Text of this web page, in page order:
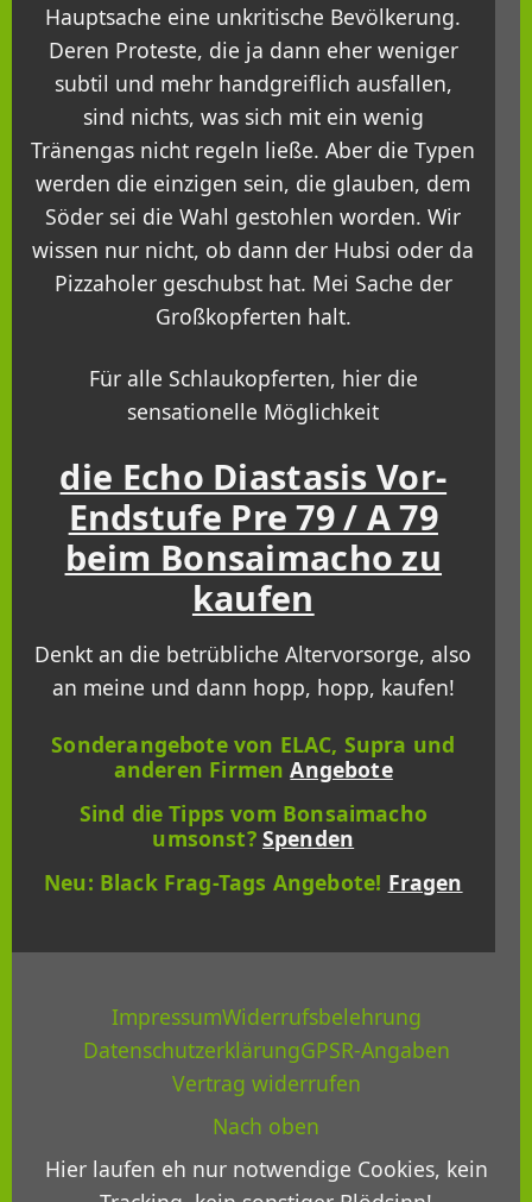
Hauptsache eine unkritische Bevölkerung.
Deren Proteste, die ja dann eher weniger
subtil und mehr handgreiflich ausfallen,
sind nichts, was sich mit ein wenig
Tränengas nicht regeln ließe. Aber die Typen
werden die einzigen sein, die glauben, dem
Söder sei die Wahl gestohlen worden. Wir
wissen nur nicht, ob dann der Hubsi oder da
Pizzaholer geschubst hat. Mei Sache der
Großkopferten halt.
Für alle Schlaukopferten, hier die
sensationelle Möglichkeit
die Echo Diastasis Vor-
Endstufe Pre 79 / A 79
beim Bonsaimacho zu
kaufen
Denkt an die betrübliche Altervorsorge, also
an meine und dann hopp, hopp, kaufen!
Sonderangebote von ELAC, Supra und
anderen FirmenAngebote
Sind die Tipps vom Bonsaimacho
umsonst? Spenden
Neu: Black Frag-Tags Angebote! Fragen
ImpressumWiderrufsbelehrung
DatenschutzerklärungGPSR-Angaben
Vertrag widerrufen
Nach oben
Hier laufen eh nur notwendige Cookies, kein